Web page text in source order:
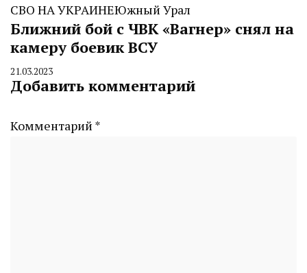
СВО НА УКРАИНЕЮжный Урал
Ближний бой с ЧВК «Вагнер» снял на
камеру боевик ВСУ
By
CHELINDUSTRY
21.03.2023
Добавить комментарий
Комментарий *